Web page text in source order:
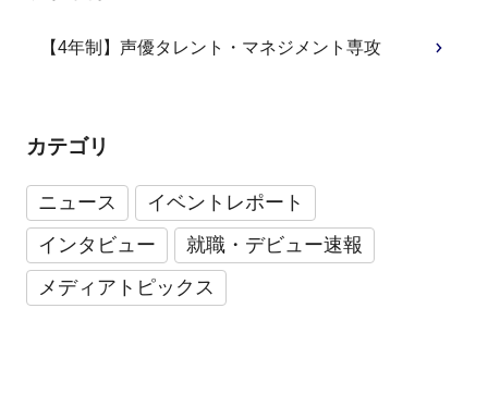
【4年制】声優タレント・マネジメント専攻
カテゴリ
ニュース
イベントレポート
インタビュー
就職・デビュー速報
メディアトピックス